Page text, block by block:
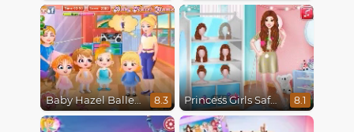
Baby Hazel Ballerina Dance 8.3 Princess Girls Safari Trip 8.1